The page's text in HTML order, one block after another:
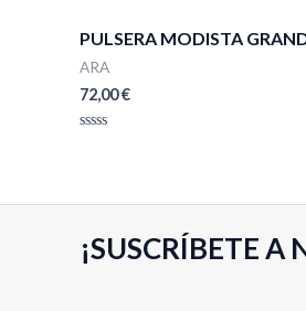
PULSERA MODISTA
ARA
72,00€
¡SUSCRÍBETE A